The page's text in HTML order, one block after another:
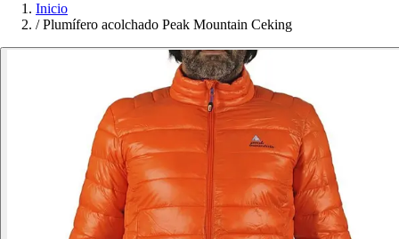
Inicio
/ Plumífero acolchado Peak Mountain Ceking